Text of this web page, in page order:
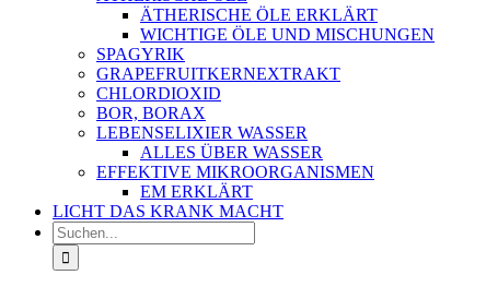
ÄTHERISCHE ÖLE ERKLÄRT
WICHTIGE ÖLE UND MISCHUNGEN
SPAGYRIK
GRAPEFRUITKERNEXTRAKT
CHLORDIOXID
BOR, BORAX
LEBENSELIXIER WASSER
ALLES ÜBER WASSER
EFFEKTIVE MIKROORGANISMEN
EM ERKLÄRT
LICHT DAS KRANK MACHT
Suche
nach: